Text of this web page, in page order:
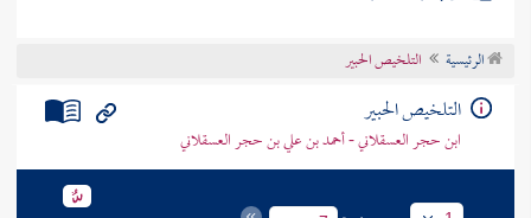
موضوعي
تراجم الأعلام
الرئيسية التلخيص الحبير
التلخيص الحبير
ابن حجر العسقلاني - أحمد بن علي بن حجر العسقلاني